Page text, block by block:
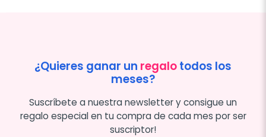
¿Quieres ganar un regalotodos los
meses?
Suscríbete a nuestra newsletter y consigue un
regalo especial en tu compra de cada mes por ser
suscriptor!